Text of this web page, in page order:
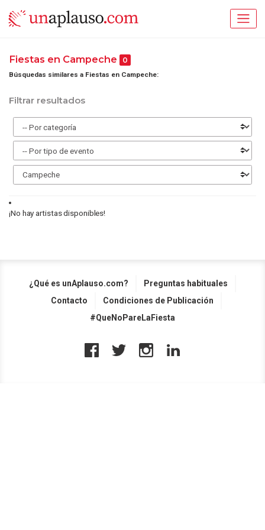
Fiestas en Campeche 0
Búsquedas similares a Fiestas en Campeche:
Filtrar resultados
¡No hay artistas disponibles!
¿Qué es unAplauso.com?
Preguntas habituales
Contacto
Condiciones de Publicación
#QueNoPareLaFiesta